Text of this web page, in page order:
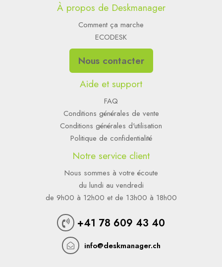
À propos de Deskmanager
Comment ça marche
ECODESK
Nous contacter
Aide et support
FAQ
Conditions générales de vente
Conditions générales d'utilisation
Politique de confidentialité
Notre service client
Nous sommes à votre écoute
du lundi au vendredi
de 9h00 à 12h00 et de 13h00 à 18h00
+41 78 609 43 40
info@deskmanager.ch